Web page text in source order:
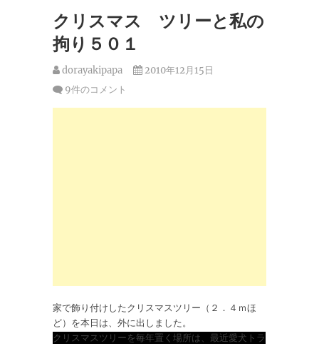
クリスマス ツリーと私の
拘り５０１
dorayakipapa
2010年12月15日
9件のコメント
家で飾り付けしたクリスマスツリー（２．４ｍほ
ど）を本日は、外に出しました。
クリスマスツリーを毎年置く場所は、最近愛犬トラ